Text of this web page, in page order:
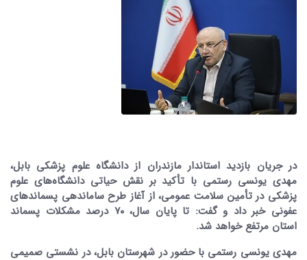
در جریان بازدید استاندار مازندران از دانشگاه علوم پزشکی بابل،
مهدی یونسی رستمی با تأکید بر نقش حیاتی دانشگاه‌های علوم
پزشکی در تأمین سلامت عمومی، از آغاز طرح ساماندهی پسماندهای
عفونی خبر داد و گفت: تا پایان سال، ۷۰ درصد مشکلات پسماند
استان مرتفع خواهد شد.
مهدی یونسی رستمی با حضور در شهرستان بابل، در نشستی صمیمی